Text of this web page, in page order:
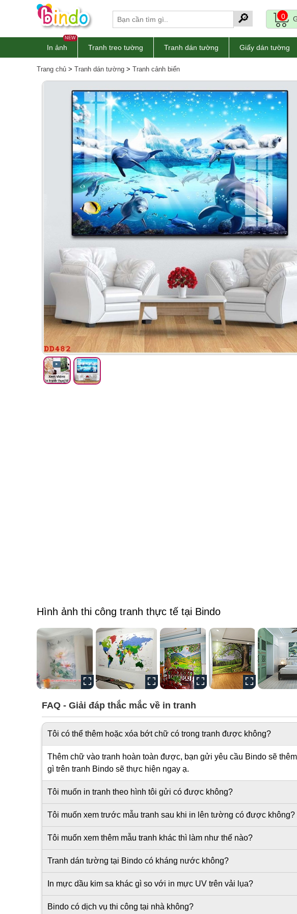
🔎 0
NEW
In ảnh Tranh treo tường Tranh dán tường Giấy dán tường
Trang chủ > Tranh dán tường > Tranh cảnh biển
Hình ảnh thi công tranh thực tế tại Bindo
FAQ - Giải đáp thắc mắc về in tranh
Tôi có thể thêm hoặc xóa bớt chữ có trong tranh được không?
Thêm chữ vào tranh hoàn toàn được, bạn gửi yêu cầu Bindo sẽ
gì trên tranh Bindo sẽ thực hiện ngay ạ.
Tôi muốn in tranh theo hình tôi gửi có được không?
Tôi muốn xem trước mẫu tranh sau khi in lên tường có được không?
Tôi muốn xem thêm mẫu tranh khác thì làm như thế nào?
Tranh dán tường tại Bindo có kháng nước không?
In mực dầu kim sa khác gì so với in mực UV trên vải lụa?
Bindo có dịch vụ thi công tại nhà không?